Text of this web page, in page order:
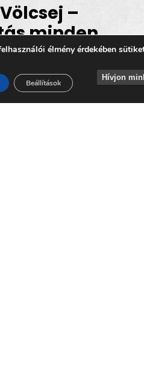
–
minden
garázs- vagy
örökölt ingatlan
Völcsejminden
élmény érdekében
Beállítások
Hívjon